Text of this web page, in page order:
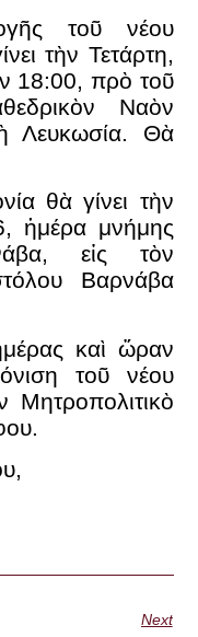
τοῦ νέου
τὴν Τετάρτη,
18:00, πρὸ τοῦ
Ναὸν
Λευκωσία. Θὰ
θὰ γίνει τὴν
ἡμέρα μνήμης
εἰς τὸν
Βαρνάβα
καὶ ὥραν
τοῦ νέου
Next